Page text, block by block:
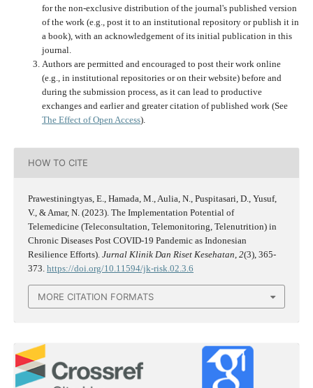
for the non-exclusive distribution of the journal's published version
of the work (e.g., post it to an institutional repository or publish it in
a book), with an acknowledgement of its initial publication in this
journal.
Authors are permitted and encouraged to post their work online
(e.g., in institutional repositories or on their website) before and
during the submission process, as it can lead to productive
exchanges and earlier and greater citation of published work (See
The Effect of Open Access).
HOW TO CITE
Prawestiningtyas, E., Hamada, M., Aulia, N., Puspitasari, D., Yusuf,
V., & Amar, N. (2023). The Implementation Potential of
Telemedicine (Teleconsultation, Telemonitoring, Telenutrition) in
Chronic Diseases Post COVID-19 Pandemic as Indonesian
Resilience Efforts). Jurnal Klinik Dan Riset Kesehatan 2(3), 365-
373. https://doi.org/10.11594/jk-risk.02.3.6
MORE CITATION FORMATS